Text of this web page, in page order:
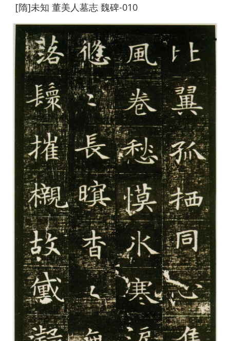
[隋]未知 董美人墓志 魏碑-010